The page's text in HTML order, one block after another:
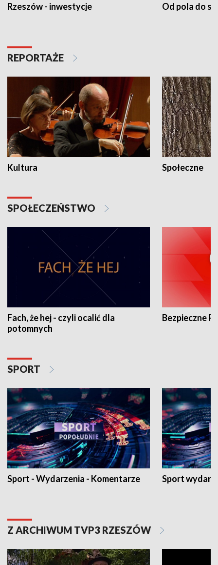
Rzeszów - inwestycje Od pola do
REPORTAŻE
Kultura Społeczne
SPOŁECZEŃSTWO
Fach, że hej - czyli ocalić dla
potomnych
Bezpieczne
SPORT
Sport - Wydarzenia - Komentarze Sport
Z ARCHIWUM TVP3 RZESZÓW